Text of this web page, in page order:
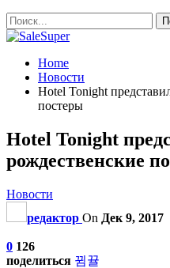
Home
Новости
Hotel Tonight
постеры
Hotel Tonight
рождественские
Новости
редактор On Дек 9, 2017
0 126
поделиться